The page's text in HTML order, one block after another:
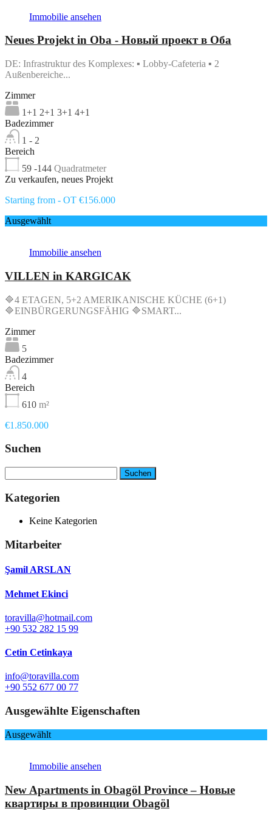
Immobilie ansehen
Neues Projekt in Oba - Новый проект в Оба
DE: Infrastruktur des Komplexes: ▪ Lobby-Cafeteria ▪ 2
Außenbereiche...
Zimmer
1+1 2+1 3+1 4+1
Badezimmer
1 - 2
Bereich
59 -144 Quadratmeter
Zu verkaufen, neues Projekt
Starting from - OT €156.000
Ausgewählt
Immobilie ansehen
VILLEN in KARGICAK
🔷4 ETAGEN, 5+2 AMERIKANISCHE KÜCHE (6+1)
🔷EINBÜRGERUNGSFÄHIG 🔷SMART...
Zimmer
5
Badezimmer
4
Bereich
610 m²
€1.850.000
Suchen
nach:
Kategorien
Keine Kategorien
Mitarbeiter
Şamil ARSLAN
Mehmet Ekinci
toravilla@hotmail.com
+90 532 282 15 99
Cetin Cetinkaya
info@toravilla.com
+90 552 677 00 77
Ausgewählte Eigenschaften
Ausgewählt
Immobilie ansehen
New Apartments in Obagöl Province – Новые
квартиры в провинции Obagöl